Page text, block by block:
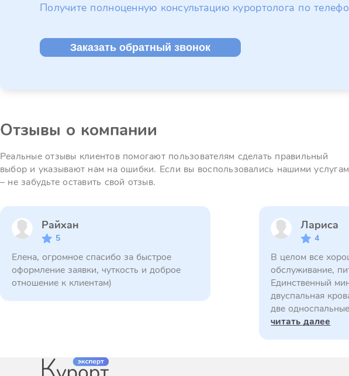
Получите полноценную консультацию курортолога по
Заказать обратный звонок
Отзывы о компании
Реальные отзывы клиентов помогают пользователям сделать правильный
выбор и указывают нам на ошибки. Если вы воспользовались нашими
– не забудьте оставить свой отзыв.
Райхан
5
Елена, огромное спасибо за быстрое
оформление заявки, чуткость и доброе
отношение к клиентам)
Лариса
4
В целом все
обслуживание,
Единственный
двуспальная
две
читать далее